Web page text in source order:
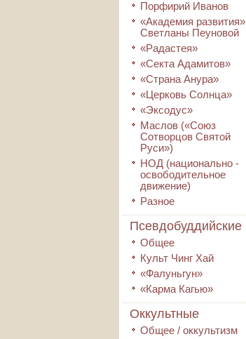
Порфирий Иванов
«Академия развития»
Светланы Пеуновой
«Радастея»
«Секта Адамитов»
«Страна Анура»
«Церковь Солнца»
«Эксодус»
Маслов («Союз
Сотворцов Святой
Руси»)
НОД (национально -
освободительное
движение)
Разное
Псевдобуддийские
Общее
Культ Чинг Хай
«Фалуньгун»
«Карма Кагью»
Оккультные
Общее / оккультизм